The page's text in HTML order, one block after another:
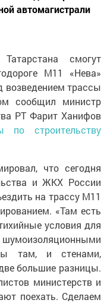
автомагистрали
смогут
М11 «Нева»
возведением трассы
сообщил министр
РТ Фарит Ханифов
по строительству
что сегодня
и ЖКХ России
на трассу М11
«Там есть
условия для
там, и стенами,
большие разницы.
министерств и
поехать. Сделаем